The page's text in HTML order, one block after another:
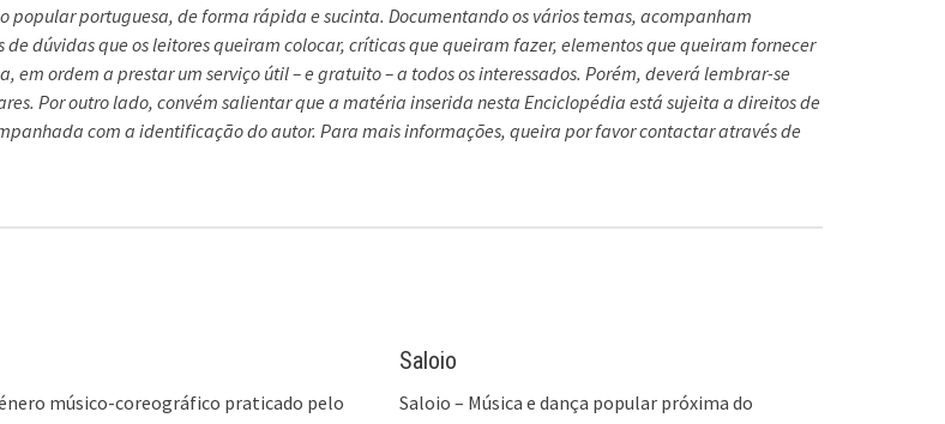
portuguesa, de forma rápida e sucinta. Documentando os vários temas, acompanham
dúvidas que os leitores queiram colocar, críticas que queiram fazer, elementos que queiram fornecer
ordem a prestar um serviço útil – e gratuito – a todos os interessados. Porém, deverá lembrar-se
Por outro lado, convém salientar que a matéria inserida nesta Enciclopédia está sujeita a direitos de
com a identificação do autor. Para mais informações, queira por favor contactar através de
músico-coreográfico praticado pelo
Saloio
Saloio – Música e dança popular próxima do